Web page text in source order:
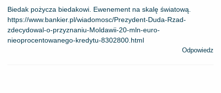
Biedak pożycza biedakowi. Ewenement na skalę światową.
https://www.bankier.pl/wiadomosc/Prezydent-Duda-Rzad-
zdecydowal-o-przyznaniu-Moldawii-20-mln-euro-
nieoprocentowanego-kredytu-8302800.html
Odpowiedz